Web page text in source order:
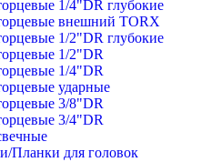
1/4"DR глубокие
внешний TORX
1/2"DR глубокие
1/2"DR
1/4"DR
ударные
3/8"DR
3/4"DR
Планки для головок